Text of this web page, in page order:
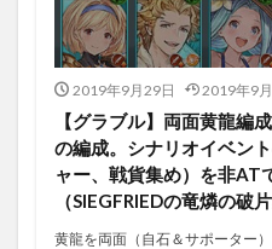
2019年9月29日 2019年9
【グラブル】両面黄龍編
の編成。シナリオイベン
ャー、戦貨集め）を非AT
（SIEGFRIEDの竜燐の破
黄龍を両面（自石＆サポーター